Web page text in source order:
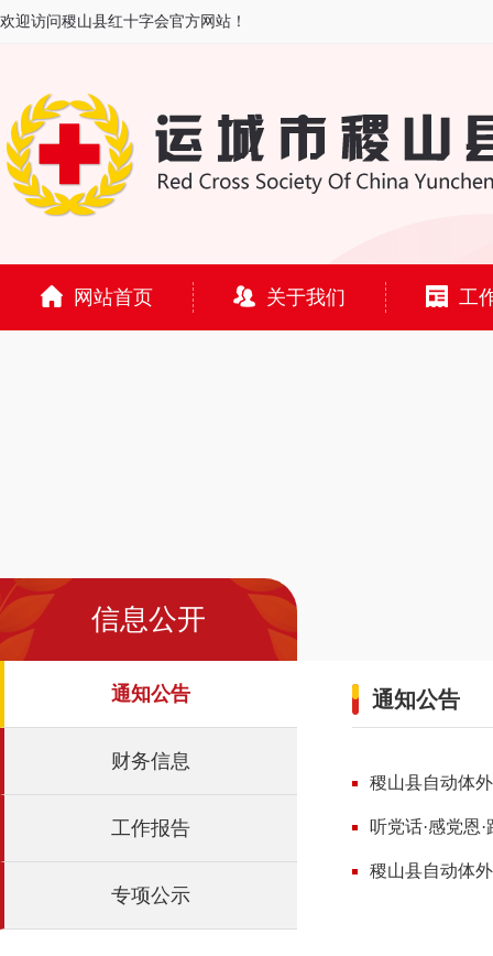
欢迎访问稷山县红十字会官方网站！
网站首页 关于我们 工
信息公开
通知公告
财务信息
工作报告
专项公示
通知公告
稷山县自动体
听党话·感党恩
稷山县自动体